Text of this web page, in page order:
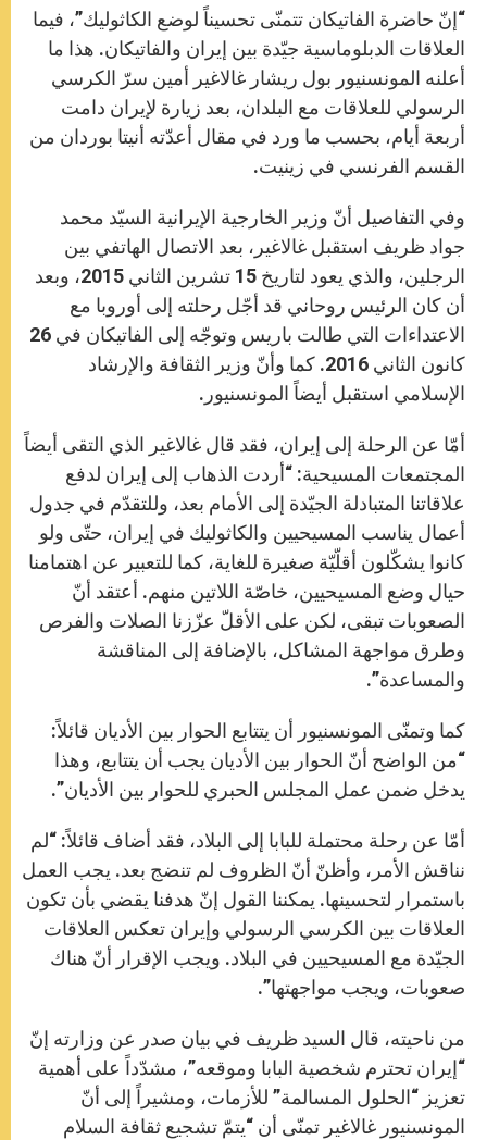
p
p
g
e
r
o
k
r
“إنّ حاضرة الفاتيكان تتمنّى تحسيناً لوضع الكاثوليك”، فيما
العلاقات الدبلوماسية جيّدة بين إيران والفاتيكان. هذا ما
أعلنه المونسنيور بول ريشار غالاغير أمين سرّ الكرسي
الرسولي للعلاقات مع البلدان، بعد زيارة لإيران دامت
أربعة أيام، بحسب ما ورد في مقال أعدّته أنيتا بوردان من
القسم الفرنسي في زينيت.
وفي التفاصيل أنّ وزير الخارجية الإيرانية السيّد محمد
جواد ظريف استقبل غالاغير، بعد الاتصال الهاتفي بين
الرجلين، والذي يعود لتاريخ 15 تشرين الثاني 2015، وبعد
أن كان الرئيس روحاني قد أجّل رحلته إلى أوروبا مع
الاعتداءات التي طالت باريس وتوجّه إلى الفاتيكان في 26
كانون الثاني 2016. كما وأنّ وزير الثقافة والإرشاد
الإسلامي استقبل أيضاً المونسنيور.
أمّا عن الرحلة إلى إيران، فقد قال غالاغير الذي التقى أيضاً
المجتمعات المسيحية: “أردت الذهاب إلى إيران لدفع
علاقاتنا المتبادلة الجيّدة إلى الأمام بعد، وللتقدّم في جدول
أعمال يناسب المسيحيين والكاثوليك في إيران، حتّى ولو
كانوا يشكّلون أقلّيّة صغيرة للغاية، كما للتعبير عن اهتمامنا
حيال وضع المسيحيين، خاصّة اللاتين منهم. أعتقد أنّ
الصعوبات تبقى، لكن على الأقلّ عزّزنا الصلات والفرص
وطرق مواجهة المشاكل، بالإضافة إلى المناقشة
والمساعدة”.
كما وتمنّى المونسنيور أن يتتابع الحوار بين الأديان قائلاً:
“من الواضح أنّ الحوار بين الأديان يجب أن يتتابع، وهذا
يدخل ضمن عمل المجلس الحبري للحوار بين الأديان”.
أمّا عن رحلة محتملة للبابا إلى البلاد، فقد أضاف قائلاً: “لم
نناقش الأمر، وأظنّ أنّ الظروف لم تنضج بعد. يجب العمل
باستمرار لتحسينها. يمكننا القول إنّ هدفنا يقضي بأن تكون
العلاقات بين الكرسي الرسولي وإيران تعكس العلاقات
الجيّدة مع المسيحيين في البلاد. ويجب الإقرار أنّ هناك
صعوبات، ويجب مواجهتها”.
من ناحيته، قال السيد ظريف في بيان صدر عن وزارته إنّ
“إيران تحترم شخصية البابا وموقعه”، مشدّداً على أهمية
تعزيز “الحلول المسالمة” للأزمات، ومشيراً إلى أنّ
المونسنيور غالاغير تمنّى أن “يتمّ تشجيع ثقافة السلام